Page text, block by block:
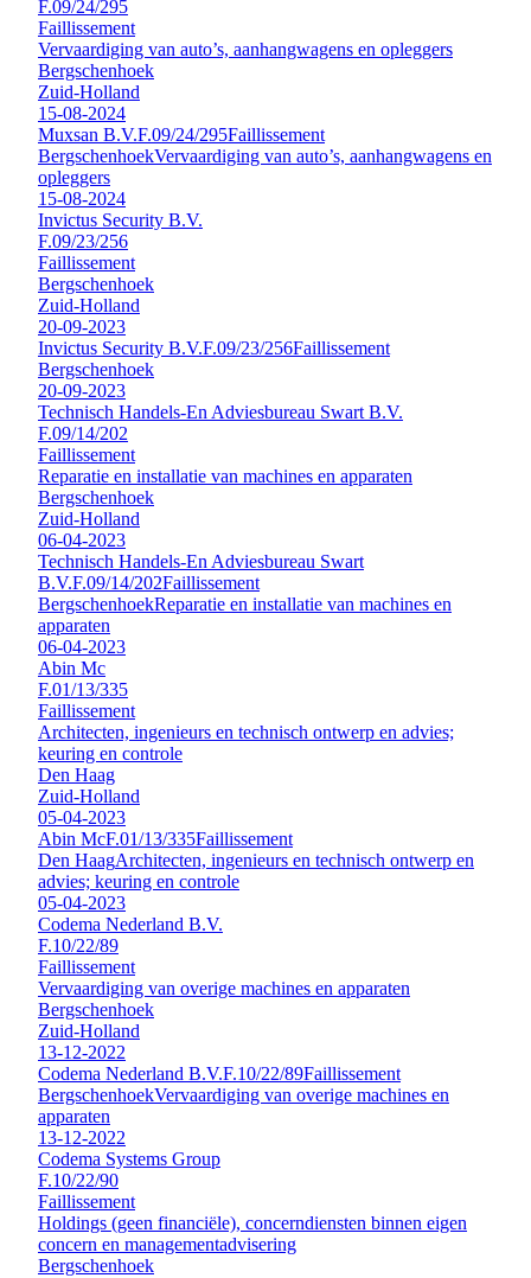
F.09/24/295
Faillissement
Vervaardiging van auto’s, aanhangwagens en opleggers
Bergschenhoek
Zuid-Holland
15-08-2024
Muxsan B.V.F.09/24/295Faillissement
BergschenhoekVervaardiging van auto’s, aanhangwagens en
opleggers
15-08-2024
Invictus Security B.V.
F.09/23/256
Faillissement
Bergschenhoek
Zuid-Holland
20-09-2023
Invictus Security B.V.F.09/23/256Faillissement
Bergschenhoek
20-09-2023
Technisch Handels-En Adviesbureau Swart B.V.
F.09/14/202
Faillissement
Reparatie en installatie van machines en apparaten
Bergschenhoek
Zuid-Holland
06-04-2023
Technisch Handels-En Adviesbureau Swart
B.V.F.09/14/202Faillissement
BergschenhoekReparatie en installatie van machines en
apparaten
06-04-2023
Abin Mc
F.01/13/335
Faillissement
Architecten, ingenieurs en technisch ontwerp en advies;
keuring en controle
Den Haag
Zuid-Holland
05-04-2023
Abin McF.01/13/335Faillissement
Den HaagArchitecten, ingenieurs en technisch ontwerp en
advies; keuring en controle
05-04-2023
Codema Nederland B.V.
F.10/22/89
Faillissement
Vervaardiging van overige machines en apparaten
Bergschenhoek
Zuid-Holland
13-12-2022
Codema Nederland B.V.F.10/22/89Faillissement
BergschenhoekVervaardiging van overige machines en
apparaten
13-12-2022
Codema Systems Group
F.10/22/90
Faillissement
Holdings (geen financiële), concerndiensten binnen eigen
concern en managementadvisering
Bergschenhoek